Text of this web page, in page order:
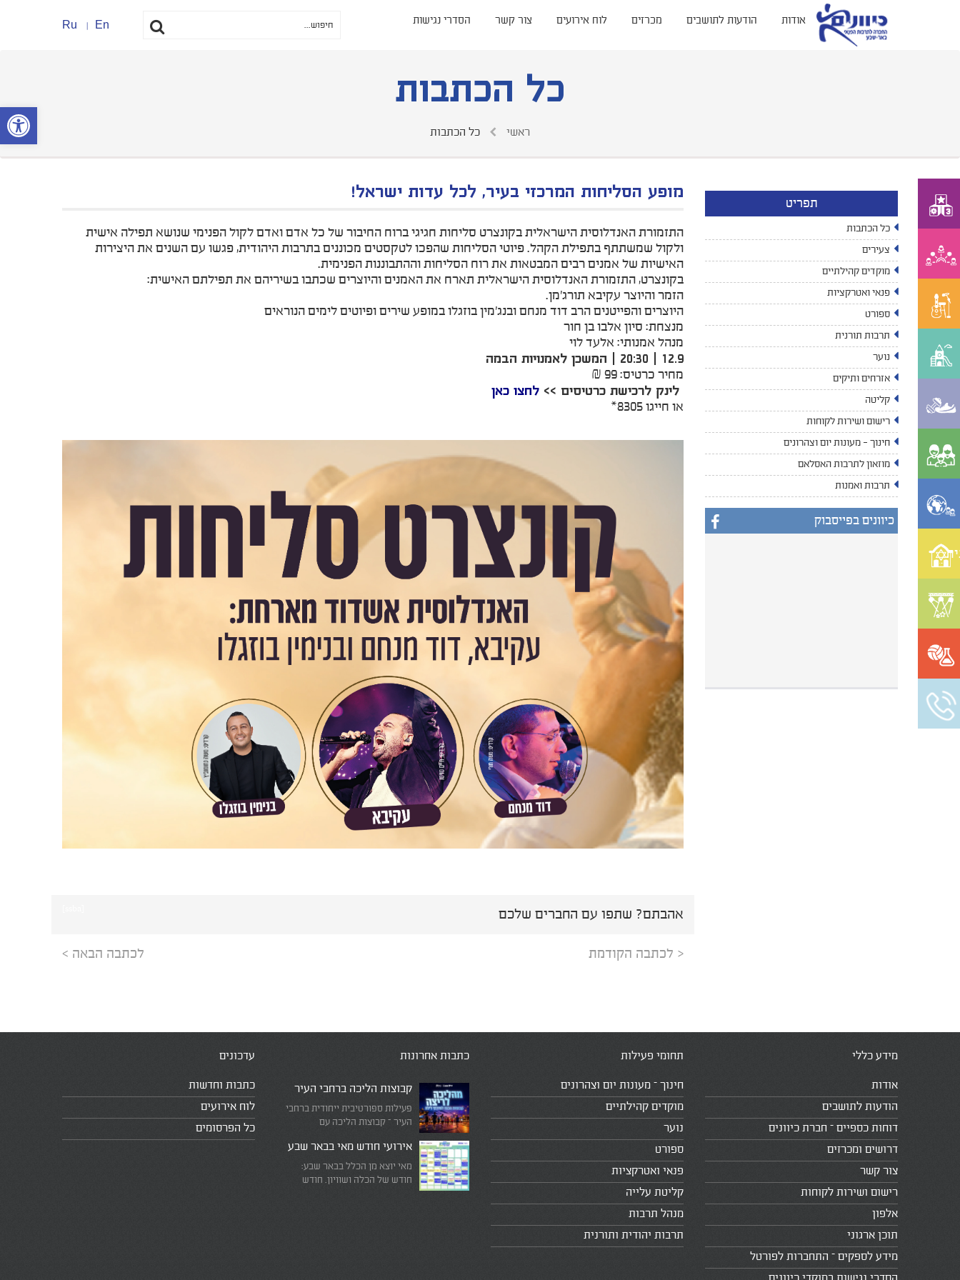
פתח סרגל
אודות הודעות לתושבים מכרזים לוח אירועים צור קשר הסדרי נגישות En
Ru
כל הכתבות
ראשי כל הכתבות
תפריט
כל הכתבות
צעירים
מוקדים קהילתיים
פנאי ואטרקציות
ספורט
תרבות תורנית
נוער
אזרחים ותיקים
קליטה
רישום ושירות לקוחות
חינוך - מעונות יום וצהרונים
מוזאון לתרבות האסלאם
תרבות ואמנות
כיוונים בפייסבוק
מופע הסליחות המרכזי בעיר, לכל עדות ישראל!
התזמורת האנדלוסית הישראלית בקונצרט סליחות חגיגי ברוח החיבור של כל אדם ואדם לקול הפנימי שנושא תפילה אישית
ולקול שמשתתף בתפילת הקהל. פיוטי הסליחות שהפכו לטקסטים מכוננים בתרבות היהודית, פגשו עם השנים את היצירות
האישיות של אמנים רבים המבטאות את רוח הסליחות וההתבוננות הפנימית.
בקונצרט, התזמורת האנדלוסית הישראלית תארח את האמנים והיוצרים שכתבו בשיריהם את תפילתם האישית:
הזמר והיוצר עקיבא תורג'מן.
היוצרים והפייטנים הרב דוד מנחם ובנג'מין בוזגלו במופע שירים ופיוטים לימים הנוראים
מנצחת: סיון אלבו בן חור
מנהל אמנותי: אלעד לוי
12.9 | 20:30 | המשכן לאמנויות הבמה
מחיר כרטיס: 99 ₪
לינק לרכישת כרטיסים >> לחצו כאן
או חייגו 8305*
אהבתם? שתפו עם החברים שלכם
< לכתבה הקודמת לכתבה הבאה >
מידע כללי
אודות
הודעות לתושבים
דוחות כספיים – חברת כיוונים
דרושים ומכרזים
צור קשר
רישום ושירות לקוחות
אלפון
תוכן ארגוני
מידע לספקים – התחברות לפורטל
תחומי פעילות
חינוך – מעונות יום וצהרונים
מוקדים קהילתיים
נוער
ספורט
פנאי ואטרקציות
קליטת עלייה
מנהל תרבות
תרבות יהודית ותורנית
כתבות אחרונות
קבוצות הליכה ברחבי העיר
פעילות ספורטיבית ייחודית ברחבי
העיר – קבוצות הליכה עם
אירועי חודש מאי בבאר שבע
מאי יוצא מן הכלל בבאר שבע:
חודש של הכלה ושוויון. חודש
עדכונים
כתבות וחדשות
לוח אירועים
כל הפרסומים